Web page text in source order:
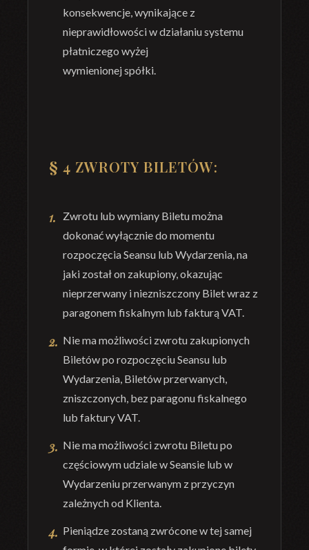
konsekwencje, wynikające z
nieprawidłowości w działaniu systemu
płatniczego wyżej
wymienionej spółki.
§ 4 ZWROTY BILETÓW:
Zwrotu lub wymiany Biletu można
dokonać wyłącznie do momentu
rozpoczęcia Seansu lub Wydarzenia, na
jaki został on zakupiony, okazując
nieprzerwany i niezniszczony Bilet wraz z
paragonem fiskalnym lub fakturą VAT.
Nie ma możliwości zwrotu zakupionych
Biletów po rozpoczęciu Seansu lub
Wydarzenia, Biletów przerwanych,
zniszczonych, bez paragonu fiskalnego
lub faktury VAT.
Nie ma możliwości zwrotu Biletu po
częściowym udziale w Seansie lub w
Wydarzeniu przerwanym z przyczyn
zależnych od Klienta.
Pieniądze zostaną zwrócone w tej samej